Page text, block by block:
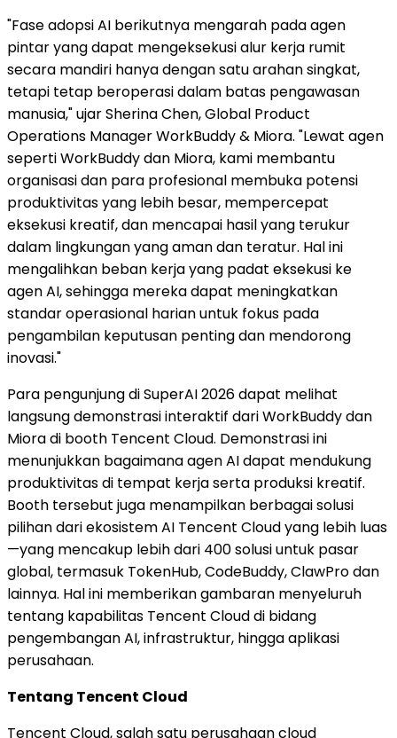
"Fase adopsi AI berikutnya mengarah pada agen
pintar yang dapat mengeksekusi alur kerja rumit
secara mandiri hanya dengan satu arahan singkat,
tetapi tetap beroperasi dalam batas pengawasan
manusia," ujar Sherina Chen, Global Product
Operations Manager WorkBuddy & Miora. "Lewat agen
seperti WorkBuddy dan Miora, kami membantu
organisasi dan para profesional membuka potensi
produktivitas yang lebih besar, mempercepat
eksekusi kreatif, dan mencapai hasil yang terukur
dalam lingkungan yang aman dan teratur. Hal ini
mengalihkan beban kerja yang padat eksekusi ke
agen AI, sehingga mereka dapat meningkatkan
standar operasional harian untuk fokus pada
pengambilan keputusan penting dan mendorong
inovasi."
Para pengunjung di SuperAI 2026 dapat melihat
langsung demonstrasi interaktif dari WorkBuddy dan
Miora di booth Tencent Cloud. Demonstrasi ini
menunjukkan bagaimana agen AI dapat mendukung
produktivitas di tempat kerja serta produksi kreatif.
Booth tersebut juga menampilkan berbagai solusi
pilihan dari ekosistem AI Tencent Cloud yang lebih luas
—yang mencakup lebih dari 400 solusi untuk pasar
global, termasuk TokenHub, CodeBuddy, ClawPro dan
lainnya. Hal ini memberikan gambaran menyeluruh
tentang kapabilitas Tencent Cloud di bidang
pengembangan AI, infrastruktur, hingga aplikasi
perusahaan.
Tentang Tencent Cloud
Tencent Cloud, salah satu perusahaan cloud